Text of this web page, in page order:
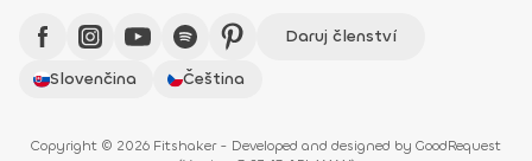
Daruj členství
Slovenčina
Čeština
Copyright © 2026 Fitshaker - Developed and designed by GoodRequest